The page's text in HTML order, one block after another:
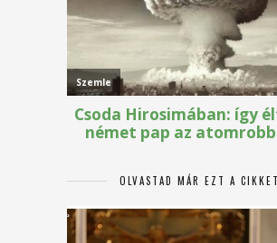
OLVASTAD MÁR EZT A